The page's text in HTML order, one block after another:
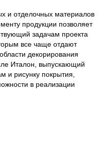
и отделочных материалов
продукции позволяет
задачам проекта
все чаще отдают
декорирования
Италон, выпускающий
и рисунку покрытия,
в реализации